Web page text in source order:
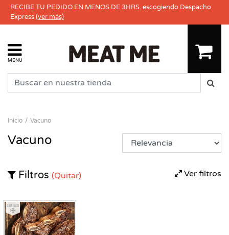
RECIBE TU PEDIDO EN MENOS DE 3HRS. escogiendo Despacho
Express(ver más)
MENU
Inicio Vacuno
Vacuno
Ver filtros
Filtros (Quitar)
Congelado